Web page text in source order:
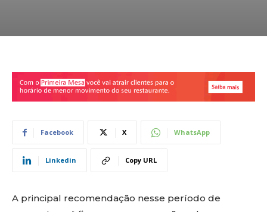
Facebook X WhatsApp
Linkedin Copy URL
A principal recomendação nesse período de